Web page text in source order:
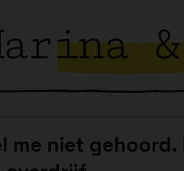
me niet gehoord.